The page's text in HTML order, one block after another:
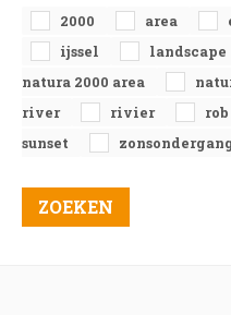
2000 area
ijssel
landscape
natura 2000 area
river
rivier rob
sunset